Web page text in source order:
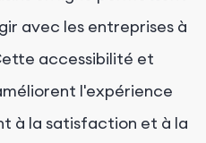
avec les entreprises à
accessibilité et
l'expérience
à la satisfaction et à la